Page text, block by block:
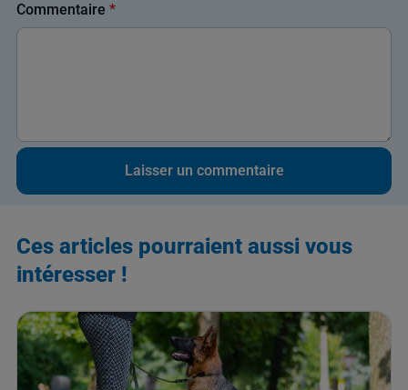
Commentaire *
Ces articles pourraient aussi vous
intéresser !